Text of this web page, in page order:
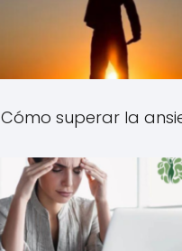
Cómo superar la